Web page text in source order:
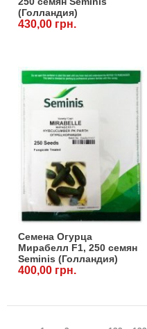
(Голландия)
430,00 грн.
Семена Огурца
Мирабелл F1, 250 семян
Seminis (Голландия)
400,00 грн.